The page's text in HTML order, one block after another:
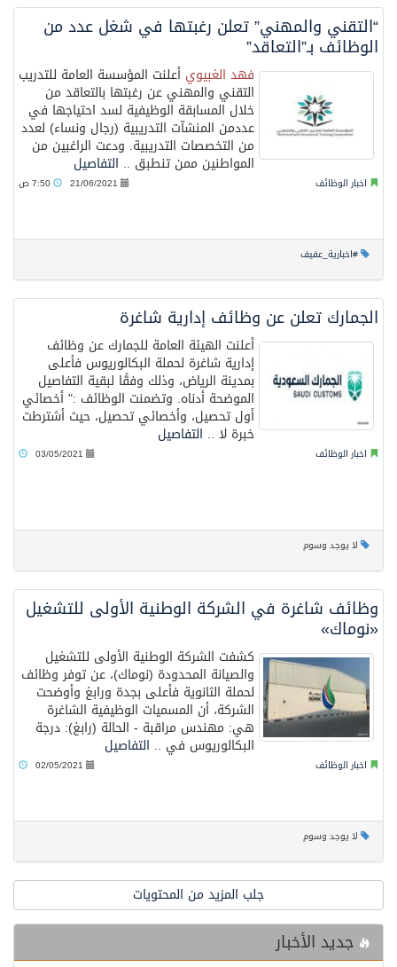
“التقني والمهني” تعلن رغبتها في شغل عدد من
الوظائف بـ”التعاقد”
فهد الغبيوي أعلنت المؤسسة العامة للتدريب
التقني والمهني عن رغبتها بالتعاقد من
خلال المسابقة الوظيفية لسد احتياجها في
عددمن المنشآت التدريبية (رجال ونساء) لعدد
من التخصصات التدريبية. ودعت الراغبين من
المواطنين ممن تنطبق .. التفاصيل
اخبار الوظائف 21/06/2021
#اخبارية_عفيف
الجمارك تعلن عن وظائف إدارية شاغرة
أعلنت الهيئة العامة للجمارك عن وظائف
إدارية شاغرة لحملة البكالوريوس فأعلى
بمدينة الرياض، وذلك وفقًا لبقية التفاصيل
الموضحة أدناه. وتضمنت الوظائف :" أخصائي
أول تحصيل، وأخصائي تحصيل، حيث أشترطت
خبرة لا .. التفاصيل
اخبار الوظائف 03/05/2021
لا يوجد وسوم
وظائف شاغرة في الشركة الوطنية الأولى للتشغيل
«نوماك»
كشفت الشركة الوطنية الأولى للتشغيل
والصيانة المحدودة (نوماك)، عن توفر وظائف
لحملة الثانوية فأعلى بجدة ورابغ وأوضحت
الشركة، أن المسميات الوظيفية الشاغرة
هي: مهندس مراقبة - الحالة (رابغ): درجة
البكالوريوس في .. التفاصيل
اخبار الوظائف 02/05/2021
لا يوجد وسوم
جلب المزيد من المحتويات
جديد الأخبار